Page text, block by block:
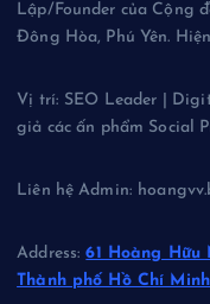
Lập/Founder của Cộng
Đông Hòa, Phú Yên.
Vị trí: SEO Leader |
giả các ấn phẩm Social
Liên hệ Admin:
Address:61 Hoàng Hữu
Thành phố Hồ Chí